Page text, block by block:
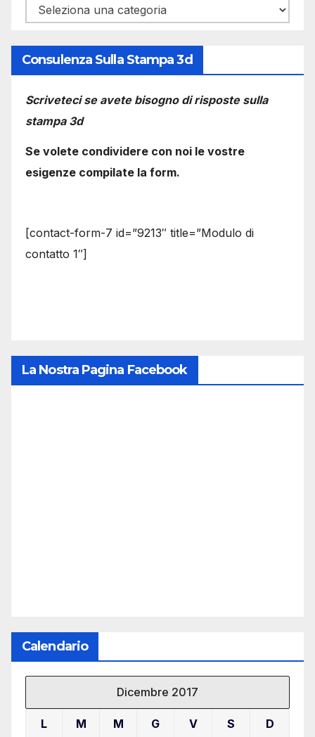
Categorie
Consulenza Sulla Stampa 3d
Scriveteci se avete bisogno di risposte sulla
stampa 3d
Se volete condividere con noi le vostre
esigenze compilate la form.
[contact-form-7 id=”9213″ title=”Modulo di
contatto 1″]
La Nostra Pagina Facebook
Calendario
Dicembre 2017
L M M G V S D